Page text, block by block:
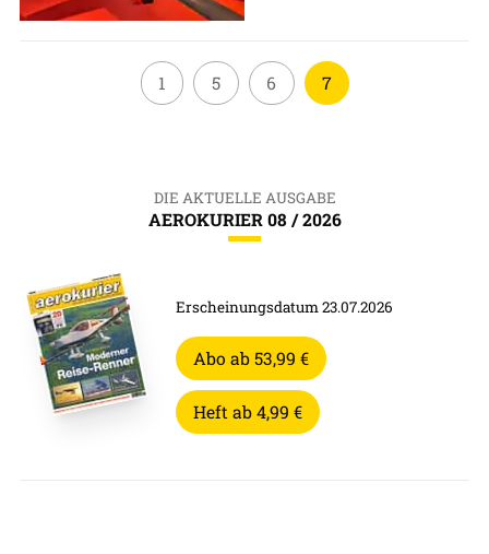
1 5 6 7
DIE AKTUELLE AUSGABE
AEROKURIER 08 / 2026
Erscheinungsdatum 23.07.2026
Abo ab 53,99 €
Heft ab 4,99 €